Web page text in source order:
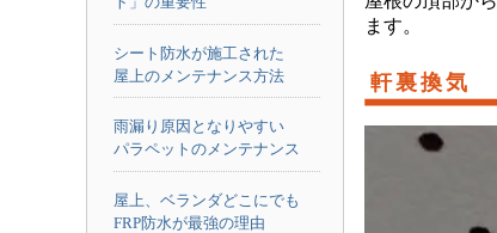
シート防水が施工された
屋上のメンテナンス方法
雨漏り原因となりやすい
パラペットのメンテナンス
屋上、ベランダどこにでも
FRP防水が最強の理由
ます。
軒裏換気